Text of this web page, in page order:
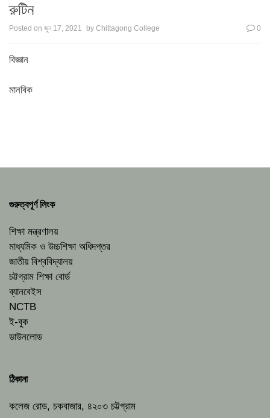
রুটিন
Posted on জুন 17, 2021 by Chittagong College 0
বিজ্ঞান
মানবিক
গুরুত্বপূর্ণ লিংক
শিক্ষা মন্ত্রণালয়
মাধ্যমিক ও উচ্চশিক্ষা অধিদপ্তর
জাতীয় বিশ্ববিদ্যালয়
চট্টগ্রাম শিক্ষা বোর্ড
ব্যানবেইস
NCTB
ই-বুক
ডাউনলোড
ঠিকানা
কলেজ রোড, চকবাজার, ৪২০৩ চট্টগ্রাম